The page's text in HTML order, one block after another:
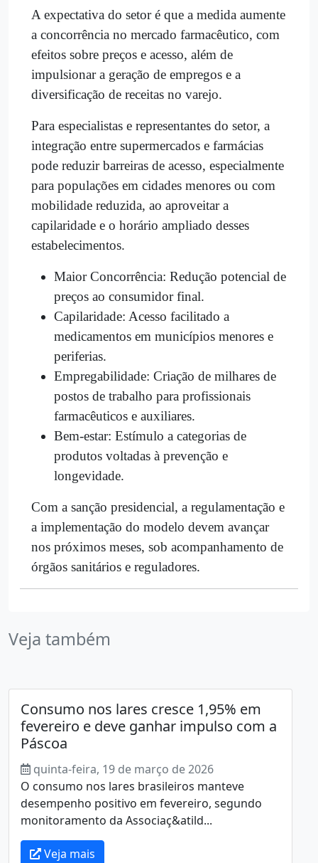
A expectativa do setor é que a medida aumente
a concorrência no mercado farmacêutico, com
efeitos sobre preços e acesso, além de
impulsionar a geração de empregos e a
diversificação de receitas no varejo.
Para especialistas e representantes do setor, a
integração entre supermercados e farmácias
pode reduzir barreiras de acesso, especialmente
para populações em cidades menores ou com
mobilidade reduzida, ao aproveitar a
capilaridade e o horário ampliado desses
estabelecimentos.
Maior Concorrência: Redução potencial de
preços ao consumidor final.
Capilaridade: Acesso facilitado a
medicamentos em municípios menores e
periferias.
Empregabilidade: Criação de milhares de
postos de trabalho para profissionais
farmacêuticos e auxiliares.
Bem-estar: Estímulo a categorias de
produtos voltadas à prevenção e
longevidade.
Com a sanção presidencial, a regulamentação e
a implementação do modelo devem avançar
nos próximos meses, sob acompanhamento de
órgãos sanitários e reguladores.
Veja também
Consumo nos lares cresce 1,95% em
fevereiro e deve ganhar impulso com a
Páscoa
quinta-feira, 19 de março de 2026
O consumo nos lares brasileiros manteve
desempenho positivo em fevereiro, segundo
monitoramento da Associaç&atild...
Veja mais